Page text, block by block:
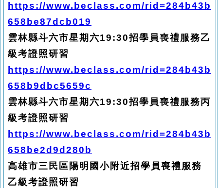
https://www.beclass.com/rid=284b43b
658be87dcb019
雲林縣斗六市星期六19:30招學員喪禮服務乙
級考證照研習
https://www.beclass.com/rid=284b43b
658b9dbc5659c
雲林縣斗六市星期六19:30招學員喪禮服務丙
級考證照研習
https://www.beclass.com/rid=284b43b
658be2d9d280b
高雄市三民區陽明國小附近招學員喪禮服務
乙級考證照研習